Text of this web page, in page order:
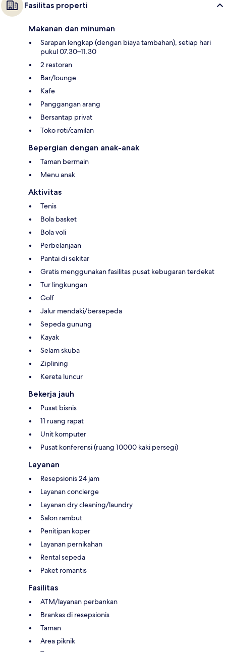
Fasilitas properti
Makanan dan minuman
Sarapan lengkap (dengan biaya tambahan), setiap hari
pukul 07.30–11.30
2 restoran
Bar/lounge
Kafe
Panggangan arang
Bersantap privat
Toko roti/camilan
Bepergian dengan anak-anak
Taman bermain
Menu anak
Aktivitas
Tenis
Bola basket
Bola voli
Perbelanjaan
Pantai di sekitar
Gratis menggunakan fasilitas pusat kebugaran terdekat
Tur lingkungan
Golf
Jalur mendaki/bersepeda
Sepeda gunung
Kayak
Selam skuba
Ziplining
Kereta luncur
Bekerja jauh
Pusat bisnis
11 ruang rapat
Unit komputer
Pusat konferensi (ruang 10000 kaki persegi)
Layanan
Resepsionis 24 jam
Layanan concierge
Layanan dry cleaning/laundry
Salon rambut
Penitipan koper
Layanan pernikahan
Rental sepeda
Paket romantis
Fasilitas
ATM/layanan perbankan
Brankas di resepsionis
Taman
Area piknik